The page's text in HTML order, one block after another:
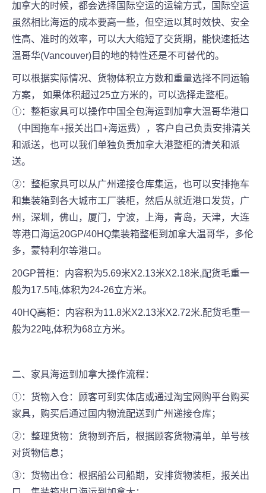
加拿大的时候，都会选择国际空运的运输方式，国际空运
虽然相比海运的成本要高一些，但空运以其时效快、安全
性高、准时的效率，可以大大缩短了交货期，能快速抵达
温哥华(Vancouver)目的地的特性还是不可替代的。
可以根据实际情况、货物体积立方数和重量选择不同运输
方案， 如果体积超过25立方米的，可以选择走整柜。
①：整柜家具可以操作中国全包海运到加拿大温哥华港口
（中国拖车+报关出口+海运费），客户自己负责安排清关
和派送，也可以我们单独负责加拿大港整柜的清关和派
送。
②：整柜家具可以从广州递接仓库集运，也可以安排拖车
和集装箱到各大城市工厂装柜，然后从就近港口发货，广
州，深圳，佛山，厦门，宁波，上海，青岛，天津，大连
等港口海运20GP/40HQ集装箱整柜到加拿大温哥华，多伦
多，蒙特利尔等港口。
20GP普柜：内容积为5.69米X2.13米X2.18米,配货毛重一
般为17.5吨,体积为24-26立方米。
40HQ高柜：内容积为11.8米X2.13米X2.72米.配货毛重一
般为22吨,体积为68立方米。
二、家具海运到加拿大操作流程：
①：货物入仓：顾客可到实体店或通过淘宝网购平台购买
家具，购买后通过国内物流配送到广州递接仓库；
②：整理货物：货物到齐后，根据顾客货物清单，单号核
对货物信息；
③：货物出仓：根据船公司船期，安排货物装柜，报关出